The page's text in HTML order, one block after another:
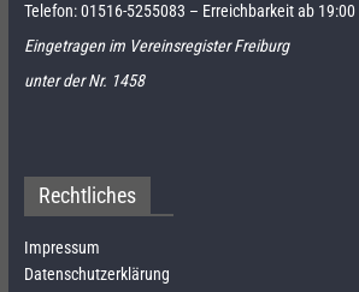
Telefon:01516-5255083 – Erreichbarkeit ab 19:00
Eingetragen im Vereinsregister Freiburg
unter der Nr. 1458
Rechtliches
Impressum
Datenschutzerklärung